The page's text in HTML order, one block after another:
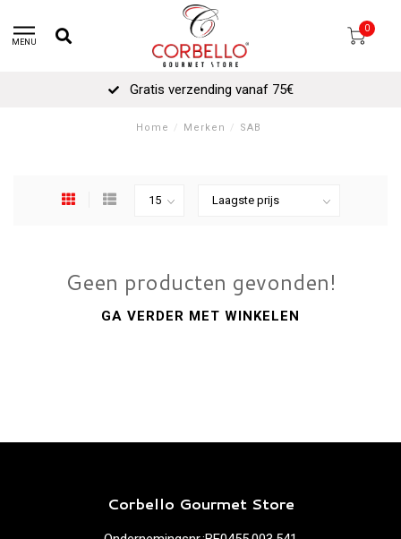
MENU
0
Gratis verzending vanaf 75€
Home / Merken / SAB
Geen producten gevonden!
GA VERDER MET WINKELEN
Corbello Gourmet Store